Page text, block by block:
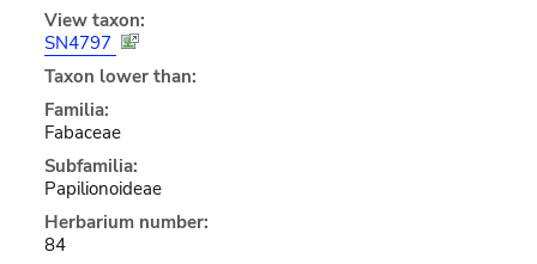
View taxon:
SN4797
Taxon lower than:
Familia:
Fabaceae
Subfamilia:
Papilionoideae
Herbarium number:
84